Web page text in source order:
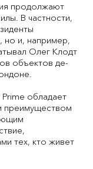
продолжают
В частности,
но и, например,
Олег Клодт
объектов де-
обладает
преимуществом
тех, кто живет